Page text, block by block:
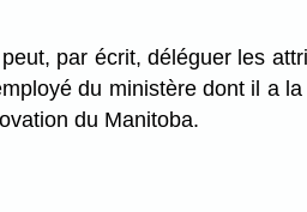
par écrit, déléguer les
du ministère dont il a
du Manitoba.